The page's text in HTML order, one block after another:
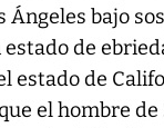
Ángeles bajo
de
estado de
el hombre de